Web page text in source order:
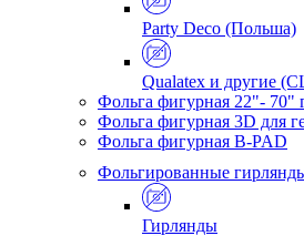
Party Deco (Польша)
Qualatex и другие
Фольга фигурная 22"- 70"
Фольга фигурная 3D для
Фольга фигурная B-PAD
Фольгированные
Гирлянды